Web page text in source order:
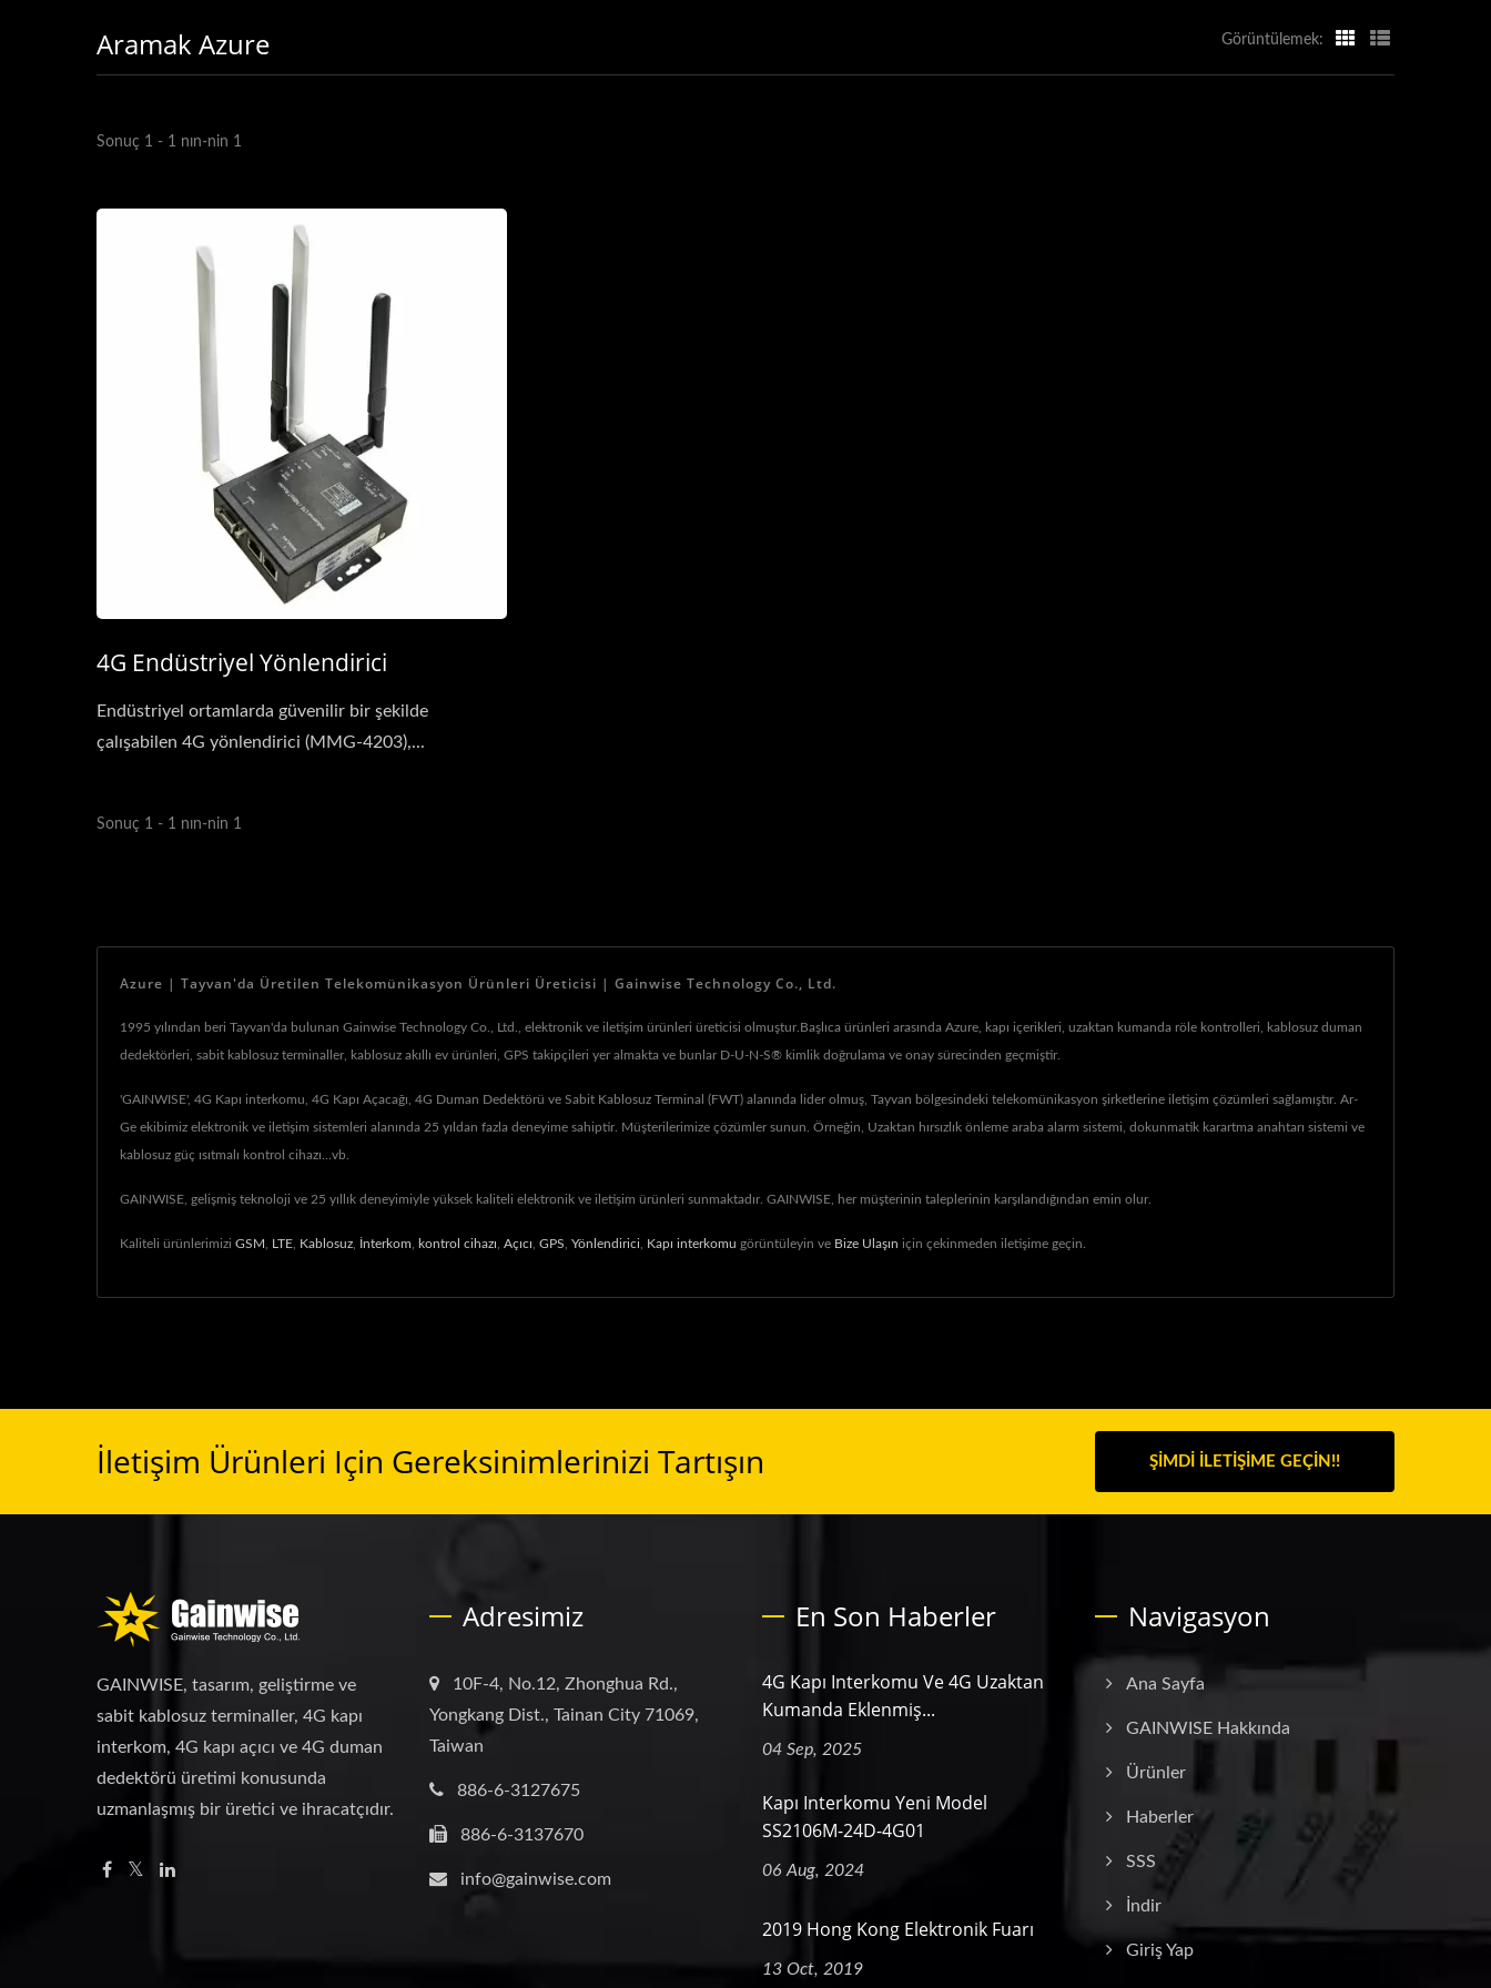
Aramak Azure Görüntülemek:
Sonuç 1 - 1 nın-nin 1
4G Endüstriyel Yönlendirici
Endüstriyel ortamlarda güvenilir bir şekilde
çalışabilen 4G yönlendirici (MMG-4203),...
Sonuç 1 - 1 nın-nin 1
Azure | Tayvan'da Üretilen Telekomünikasyon Ürünleri Üreticisi | Gainwise Technology Co., Ltd.
1995 yılından beri Tayvan'da bulunan Gainwise Technology Co., Ltd., elektronik ve iletişim ürünleri üreticisi olmuştur.Başlıca ürünleri arasında Azure, kapı içerikleri, uzaktan kumanda röle kontrolleri, kablosuz duman
dedektörleri, sabit kablosuz terminaller, kablosuz akıllı ev ürünleri, GPS takipçileri yer almakta ve bunlar D-U-N-S® kimlik doğrulama ve onay sürecinden geçmiştir.
'GAINWISE', 4G Kapı interkomu, 4G Kapı Açacağı, 4G Duman Dedektörü ve Sabit Kablosuz Terminal (FWT) alanında lider olmuş, Tayvan bölgesindeki telekomünikasyon şirketlerine iletişim çözümleri sağlamıştır. Ar-
Ge ekibimiz elektronik ve iletişim sistemleri alanında 25 yıldan fazla deneyime sahiptir. Müşterilerimize çözümler sunun. Örneğin, Uzaktan hırsızlık önleme araba alarm sistemi, dokunmatik karartma anahtarı sistemi ve
kablosuz güç ısıtmalı kontrol cihazı...vb.
GAINWISE, gelişmiş teknoloji ve 25 yıllık deneyimiyle yüksek kaliteli elektronik ve iletişim ürünleri sunmaktadır. GAINWISE, her müşterinin taleplerinin karşılandığından emin olur.
Kaliteli ürünlerimizi GSM LTE Kablosuz İnterkom kontrol cihazı Açıcı GPS Yönlendirici Kapı interkomu görüntüleyin ve Bize Ulaşın için çekinmeden iletişime geçin.
İletişim Ürünleri Için Gereksinimlerinizi Tartışın ŞIMDI İLETIŞIME GEÇIN!!
GAINWISE, tasarım, geliştirme ve
sabit kablosuz terminaller, 4G kapı
interkom, 4G kapı açıcı ve 4G duman
dedektörü üretimi konusunda
uzmanlaşmış bir üretici ve ihracatçıdır.
Adresimiz
10F-4, No.12, Zhonghua Rd.,
Yongkang Dist., Tainan City 71069,
Taiwan
886-6-3127675
886-6-3137670
info@gainwise.com
En Son Haberler
4G Kapı Interkomu Ve 4G Uzaktan
Kumanda Eklenmiş...
04 Sep, 2025
Kapı Interkomu Yeni Model
SS2106M-24D-4G01
06 Aug, 2024
2019 Hong Kong Elektronik Fuarı
13 Oct, 2019
Navigasyon
Ana Sayfa
GAINWISE Hakkında
Ürünler
Haberler
SSS
İndir
Giriş Yap